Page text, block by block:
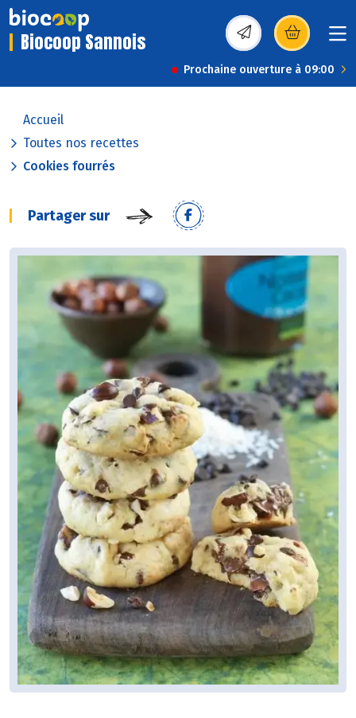
Biocoop Sannois (s’ouvre dans une
Prochaine ouverture à 09:00
Accueil
Toutes nos recettes
Cookies fourrés
Partager sur